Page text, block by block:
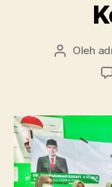
Penulis
Oleh